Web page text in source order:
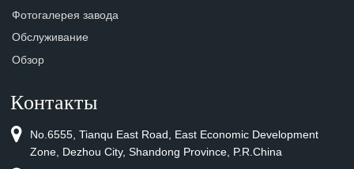
Фотогалерея завода
Обслуживание
Обзор
Контакты
No.6555, Tianqu East Road, East Economic Development
Zone, Dezhou City, Shandong Province, P.R.China